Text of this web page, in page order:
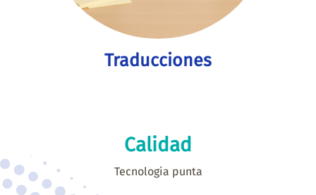
Traducciones
Calidad
Tecnologia punta